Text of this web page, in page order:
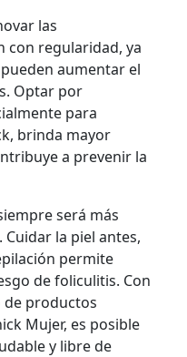
las
con regularidad, ya
aumentar el
Optar por
para
brinda mayor
a prevenir la
será más
la piel antes,
permite
de foliculitis. Con
de productos
Mujer, es posible
y libre de